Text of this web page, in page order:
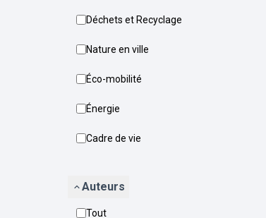
Déchets et Recyclage
Nature en ville
Éco-mobilité
Énergie
Cadre de vie
Auteurs
Tout